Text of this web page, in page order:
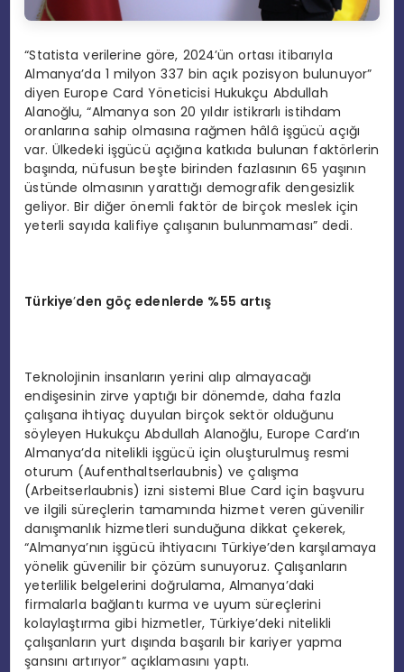
“Statista verilerine göre, 2024’ün ortası itibarıyla
Almanya’da 1 milyon 337 bin açık pozisyon bulunuyor”
diyen Europe Card Yöneticisi Hukukçu Abdullah
Alanoğlu, “Almanya son 20 yıldır istikrarlı istihdam
oranlarına sahip olmasına rağmen hâlâ işgücü açığı
var. Ülkedeki işgücü açığına katkıda bulunan faktörlerin
başında, nüfusun beşte birinden fazlasının 65 yaşının
üstünde olmasının yarattığı demografik dengesizlik
geliyor. Bir diğer önemli faktör de birçok meslek için
yeterli sayıda kalifiye çalışanın bulunmaması” dedi.
Türkiye’den göç edenlerde %55 artış
Teknolojinin insanların yerini alıp almayacağı
endişesinin zirve yaptığı bir dönemde, daha fazla
çalışana ihtiyaç duyulan birçok sektör olduğunu
söyleyen Hukukçu Abdullah Alanoğlu, Europe Card’ın
Almanya’da nitelikli işgücü için oluşturulmuş resmi
oturum (Aufenthaltserlaubnis) ve çalışma
(Arbeitserlaubnis) izni sistemi Blue Card için başvuru
ve ilgili süreçlerin tamamında hizmet veren güvenilir
danışmanlık hizmetleri sunduğuna dikkat çekerek,
“Almanya’nın işgücü ihtiyacını Türkiye’den karşılamaya
yönelik güvenilir bir çözüm sunuyoruz. Çalışanların
yeterlilik belgelerini doğrulama, Almanya’daki
firmalarla bağlantı kurma ve uyum süreçlerini
kolaylaştırma gibi hizmetler, Türkiye’deki nitelikli
çalışanların yurt dışında başarılı bir kariyer yapma
şansını artırıyor” açıklamasını yaptı.